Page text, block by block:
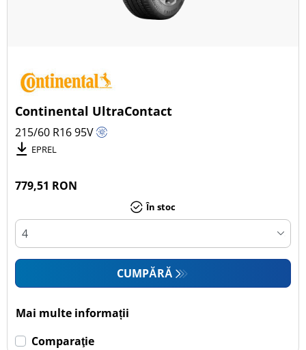
Continental UltraContact
215/60 R1695V
EPREL
779,51 RON
În stoc
CUMPĂRĂ
Mai multe informații
Comparaţie